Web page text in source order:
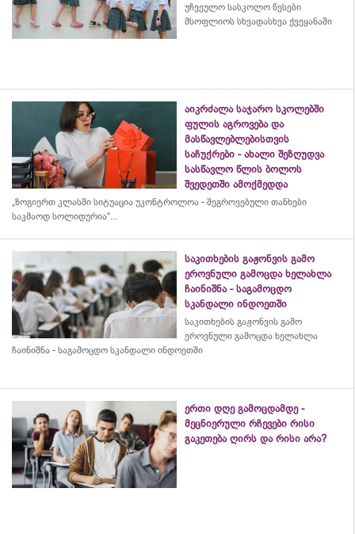
უჩვეულო სასკოლო წესები
მსოფლიოს სხვადასხვა ქვეყანაში
აიკრძალა საჯარო სკოლებში
ფულის აგროვება და
მასწავლებლებისთვის
საჩუქრები - ახალი შეზღუდვა
სასწავლო წლის ბოლოს
შვედეთში ამოქმედდა
„ზოგიერთ კლასში სიტუაცია უკონტროლოა - შეგროვებული თანხები
საკმაოდ სოლიდურია“...
საკითხების გაჟონვის გამო
ეროვნული გამოცდა ხელახლა
ჩაინიშნა - საგამოცდო
სკანდალი ინდოეთში
საკითხების გაჟონვის გამო
ეროვნული გამოცდა ხელახლა
ჩაინიშნა - საგამოცდო სკანდალი ინდოეთში
ერთი დღე გამოცდამდე -
მეცნიერული რჩევები რისი
გაკეთება ღირს და რისი არა?